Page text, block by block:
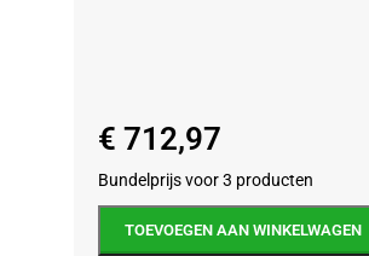
€ 712,97
Bundelprijs voor 3 producten
TOEVOEGEN AAN WINKELWAGEN